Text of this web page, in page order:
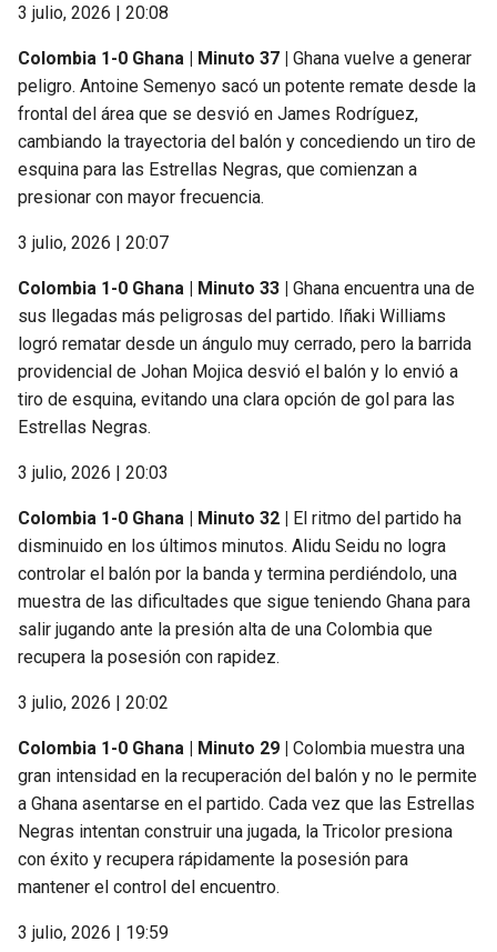
3 julio, 2026 | 20:08
Colombia 1-0 Ghana | Minuto 37 | Ghana vuelve a generar
peligro. Antoine Semenyo sacó un potente remate desde la
frontal del área que se desvió en James Rodríguez,
cambiando la trayectoria del balón y concediendo un tiro de
esquina para las Estrellas Negras, que comienzan a
presionar con mayor frecuencia.
3 julio, 2026 | 20:07
Colombia 1-0 Ghana | Minuto 33 | Ghana encuentra una de
sus llegadas más peligrosas del partido. Iñaki Williams
logró rematar desde un ángulo muy cerrado, pero la barrida
providencial de Johan Mojica desvió el balón y lo envió a
tiro de esquina, evitando una clara opción de gol para las
Estrellas Negras.
3 julio, 2026 | 20:03
Colombia 1-0 Ghana | Minuto 32 | El ritmo del partido ha
disminuido en los últimos minutos. Alidu Seidu no logra
controlar el balón por la banda y termina perdiéndolo, una
muestra de las dificultades que sigue teniendo Ghana para
salir jugando ante la presión alta de una Colombia que
recupera la posesión con rapidez.
3 julio, 2026 | 20:02
Colombia 1-0 Ghana | Minuto 29 | Colombia muestra una
gran intensidad en la recuperación del balón y no le permite
a Ghana asentarse en el partido. Cada vez que las Estrellas
Negras intentan construir una jugada, la Tricolor presiona
con éxito y recupera rápidamente la posesión para
mantener el control del encuentro.
3 julio, 2026 | 19:59